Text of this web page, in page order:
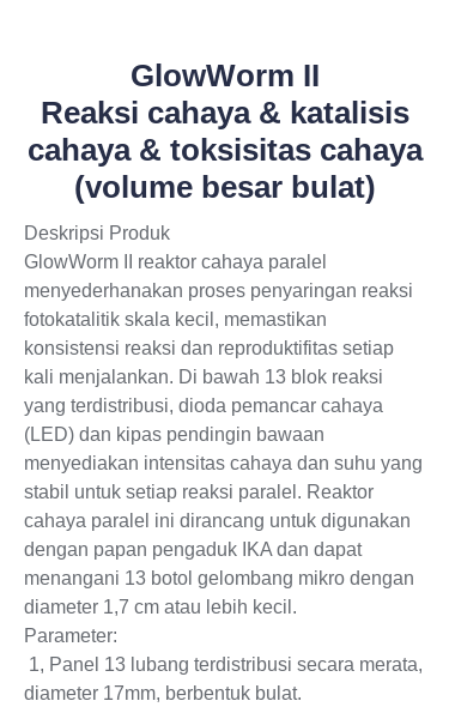
GlowWorm II
Reaksi cahaya & katalisis
cahaya & toksisitas cahaya
(volume besar bulat)
Deskripsi Produk
GlowWorm II reaktor cahaya paralel
menyederhanakan proses penyaringan reaksi
fotokatalitik skala kecil, memastikan
konsistensi reaksi dan reproduktifitas setiap
kali menjalankan. Di bawah 13 blok reaksi
yang terdistribusi, dioda pemancar cahaya
(LED) dan kipas pendingin bawaan
menyediakan intensitas cahaya dan suhu yang
stabil untuk setiap reaksi paralel. Reaktor
cahaya paralel ini dirancang untuk digunakan
dengan papan pengaduk IKA dan dapat
menangani 13 botol gelombang mikro dengan
diameter 1,7 cm atau lebih kecil.
Parameter:
1, Panel 13 lubang terdistribusi secara merata,
diameter 17mm, berbentuk bulat.